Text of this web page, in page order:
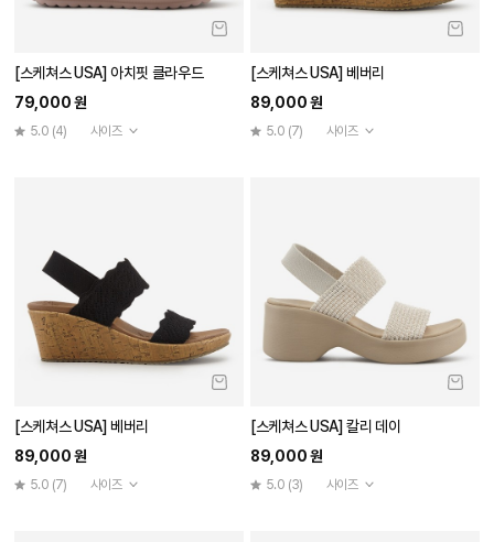
[스케쳐스 USA] 아치핏 클라우드
79,000 원
5.0 (4) 사이즈
[스케쳐스 USA] 베버리
89,000 원
5.0 (7) 사이즈
[스케쳐스 USA] 베버리
89,000 원
5.0 (7) 사이즈
[스케쳐스 USA] 칼리 데이
89,000 원
5.0 (3) 사이즈